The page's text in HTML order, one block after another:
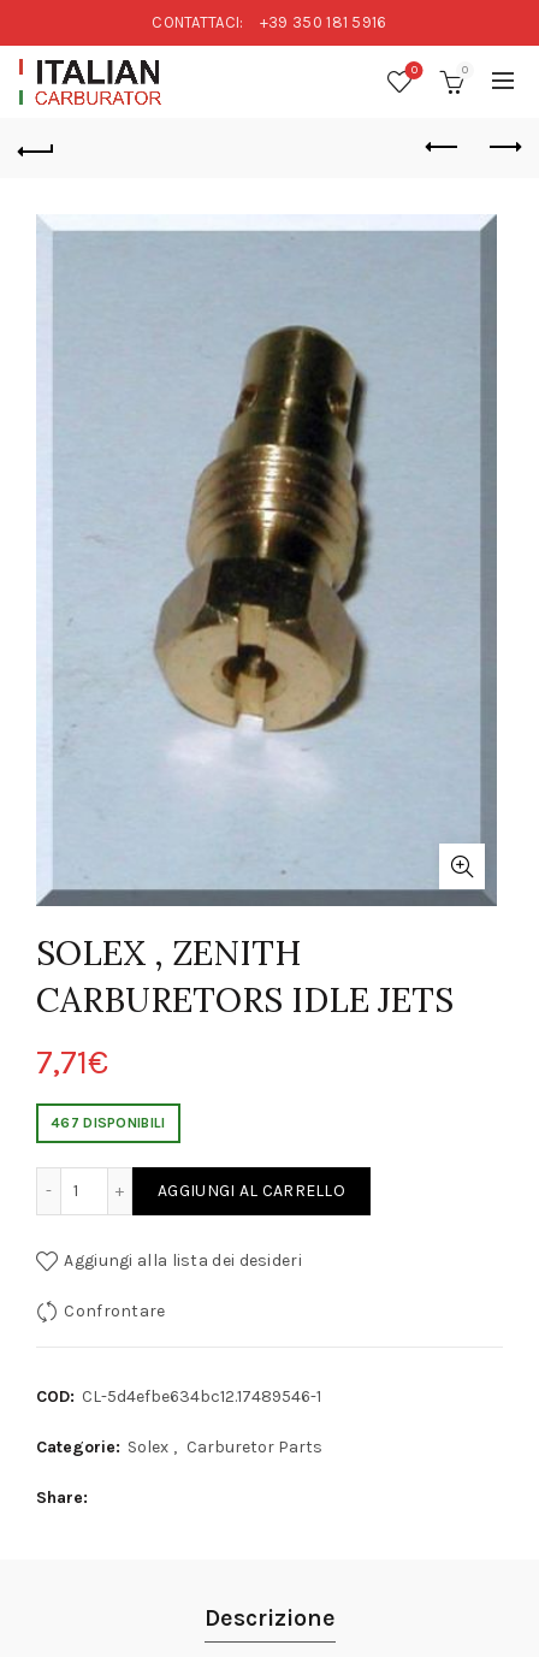
CONTATTACI: +39 350 181 5916
0 0
SOLEX , ZENITH
CARBURETORS IDLE JETS
7,71€
467 DISPONIBILI
AGGIUNGI AL CARRELLO
Aggiungi alla lista dei desideri
Confrontare
COD: CL-5d4efbe634bc12.17489546-1
Categorie: Solex , Carburetor Parts
Share
Descrizione